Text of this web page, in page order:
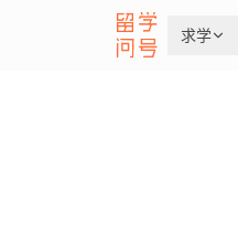
求学